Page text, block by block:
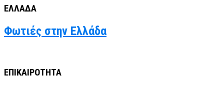
ΕΛΛΑΔΑ
Φωτιές στην Ελλάδα
ΕΠΙΚΑΙΡΟΤΗΤΑ